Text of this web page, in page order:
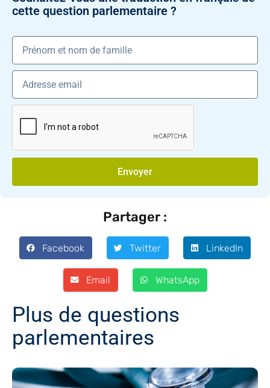
cette question parlementaire ?
Envoyer
Partager :
Facebook Twitter LinkedIn
Email WhatsApp
Plus de questions
parlementaires